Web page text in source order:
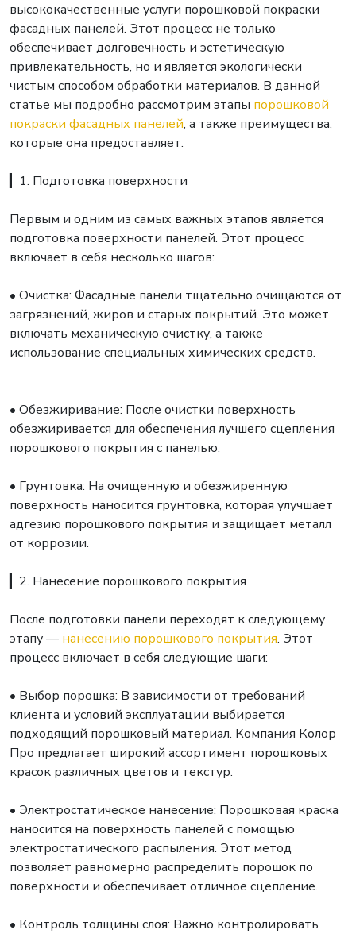
высококачественные услуги порошковой покраски
фасадных панелей. Этот процесс не только
обеспечивает долговечность и эстетическую
привлекательность, но и является экологически
чистым способом обработки материалов. В данной
статье мы подробно рассмотрим этапы порошковой
покраски фасадных панелей, а также преимущества,
которые она предоставляет.
▎1. Подготовка поверхности
Первым и одним из самых важных этапов является
подготовка поверхности панелей. Этот процесс
включает в себя несколько шагов:
• Очистка: Фасадные панели тщательно очищаются от
загрязнений, жиров и старых покрытий. Это может
включать механическую очистку, а также
использование специальных химических средств.
• Обезжиривание: После очистки поверхность
обезжиривается для обеспечения лучшего сцепления
порошкового покрытия с панелью.
• Грунтовка: На очищенную и обезжиренную
поверхность наносится грунтовка, которая улучшает
адгезию порошкового покрытия и защищает металл
от коррозии.
▎2. Нанесение порошкового покрытия
После подготовки панели переходят к следующему
этапу — нанесению порошкового покрытия. Этот
процесс включает в себя следующие шаги:
• Выбор порошка: В зависимости от требований
клиента и условий эксплуатации выбирается
подходящий порошковый материал. Компания Колор
Про предлагает широкий ассортимент порошковых
красок различных цветов и текстур.
• Электростатическое нанесение: Порошковая краска
наносится на поверхность панелей с помощью
электростатического распыления. Этот метод
позволяет равномерно распределить порошок по
поверхности и обеспечивает отличное сцепление.
• Контроль толщины слоя: Важно контролировать